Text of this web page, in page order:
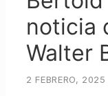
noticia
Walter
2 FEBRERO, 2025